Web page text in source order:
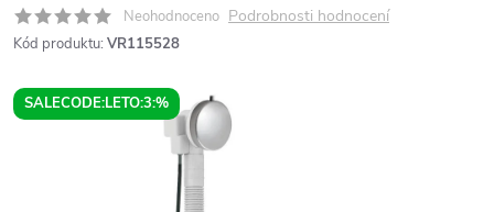
Neohodnoceno Podrobnosti hodnocení
Kód produktu: VR115528
SALECODE:LETO:3:%